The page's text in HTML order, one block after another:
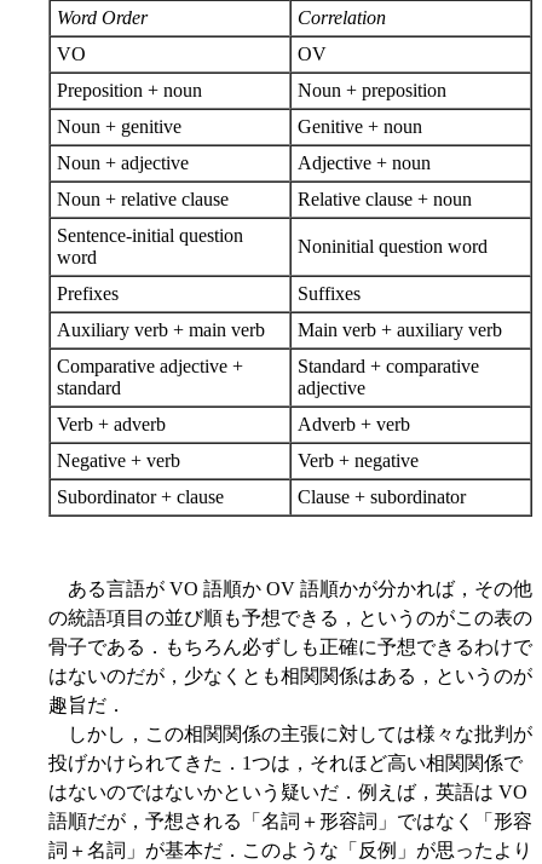
Word Order
Correlation
VO
OV
Preposition + noun
Noun + preposition
Noun + genitive
Genitive + noun
Noun + adjective
Adjective + noun
Noun + relative clause
Relative clause + noun
Sentence-initial question
word
Noninitial question word
Prefixes
Suffixes
Auxiliary verb + main verb
Main verb + auxiliary verb
Comparative adjective +
standard
Standard + comparative
adjective
Verb + adverb
Adverb + verb
Negative + verb
Verb + negative
Subordinator + clause
Clause + subordinator
ある言語が VO 語順か OV 語順かが分かれば，その他
の統語項目の並び順も予想できる，というのがこの表の
骨子である．もちろん必ずしも正確に予想できるわけで
はないのだが，少なくとも相関関係はある，というのが
趣旨だ．
しかし，この相関関係の主張に対しては様々な批判が
投げかけられてきた．1つは，それほど高い相関関係で
はないのではないかという疑いだ．例えば，英語は VO
語順だが，予想される「名詞＋形容詞」ではなく「形容
詞＋名詞」が基本だ．このような「反例」が思ったより